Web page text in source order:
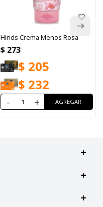
Hinds Crema Menos Rosa
$ 273
$ 205
$ 232
- +